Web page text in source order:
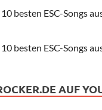
besten ESC-Songs
besten ESC-Songs
AUF